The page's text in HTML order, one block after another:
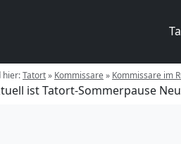
hier:Tatort» Kommissare» Kommissare im
ist Tatort-Sommerpause